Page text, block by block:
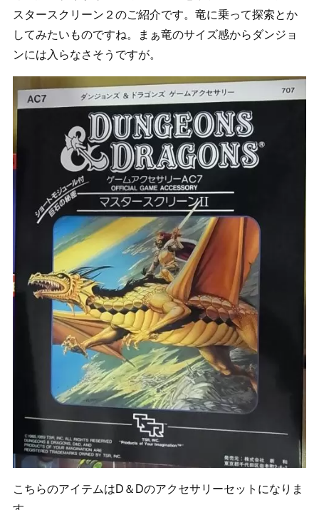
スタースクリーン２のご紹介です。竜に乗って探索とか
してみたいものですね。まぁ竜のサイズ感からダンジョ
ンには入らなさそうですが。
こちらのアイテムはD＆Dのアクセサリーセットになりま